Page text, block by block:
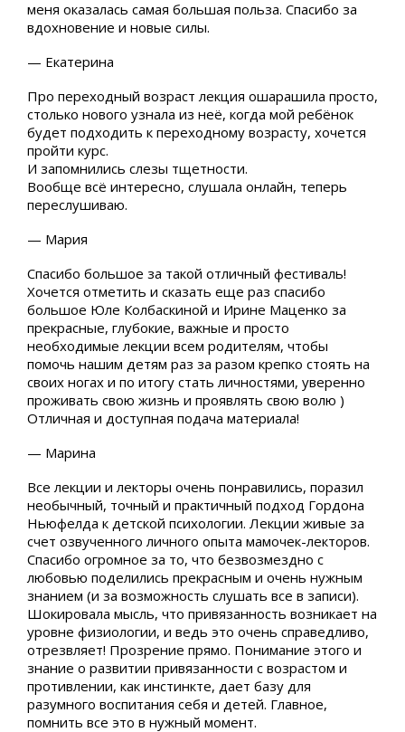
меня оказалась самая большая польза. Спасибо за
вдохновение и новые силы.
— Екатерина
Про переходный возраст лекция ошарашила просто,
столько нового узнала из неё, когда мой ребёнок
будет подходить к переходному возрасту, хочется
пройти курс.
И запомнились слезы тщетности.
Вообще всё интересно, слушала онлайн, теперь
переслушиваю.
— Мария
Спасибо большое за такой отличный фестиваль!
Хочется отметить и сказать еще раз спасибо
большое Юле Колбаскиной и Ирине Маценко за
прекрасные, глубокие, важные и просто
необходимые лекции всем родителям, чтобы
помочь нашим детям раз за разом крепко стоять на
своих ногах и по итогу стать личностями, уверенно
проживать свою жизнь и проявлять свою волю )
Отличная и доступная подача материала!
— Марина
Все лекции и лекторы очень понравились, поразил
необычный, точный и практичный подход Гордона
Ньюфелда к детской психологии. Лекции живые за
счет озвученного личного опыта мамочек-лекторов.
Спасибо огромное за то, что безвозмездно с
любовью поделились прекрасным и очень нужным
знанием (и за возможность слушать все в записи).
Шокировала мысль, что привязанность возникает на
уровне физиологии, и ведь это очень справедливо,
отрезвляет! Прозрение прямо. Понимание этого и
знание о развитии привязанности с возрастом и
противлении, как инстинкте, дает базу для
разумного воспитания себя и детей. Главное,
помнить все это в нужный момент.